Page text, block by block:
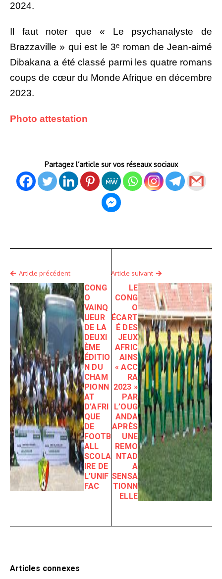
2024.
Il faut noter que « Le psychanalyste de
Brazzaville » qui est le 3ᵉ roman de Jean-aimé
Dibakana a été classé parmi les quatre romans
coups de cœur du Monde Afrique en décembre
2023.
Photo attestation
Partagez l’article sur vos réseaux sociaux
Article précédent
CONG
O
VAINQ
UEUR
DE LA
DEUXI
ÈME
ÉDITIO
N DU
CHAM
PIONN
AT
D’AFRI
QUE
DE
FOOTB
ALL
SCOLA
IRE DE
L’UNIF
FAC
Article suivant
LE
CONG
O
ÉCART
É DES
JEUX
AFRIC
AINS
« ACC
RA
2023 »
PAR
L’OUG
ANDA
APRÈS
UNE
REMO
NTAD
A
SENSA
TIONN
ELLE
Articles connexes